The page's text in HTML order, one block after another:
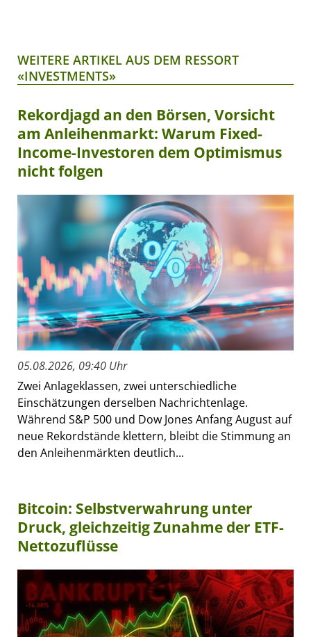
WEITERE ARTIKEL AUS DEM RESSORT
«INVESTMENTS»
Rekordjagd an den Börsen, Vorsicht
am Anleihenmarkt: Warum Fixed-
Income-Investoren dem Optimismus
nicht folgen
05.08.2026, 09:40 Uhr
Zwei Anlageklassen, zwei unterschiedliche
Einschätzungen derselben Nachrichtenlage.
Während S&P 500 und Dow Jones Anfang August auf
neue Rekordstände klettern, bleibt die Stimmung an
den Anleihenmärkten deutlich...
Bitcoin: Selbstverwahrung unter
Druck, gleichzeitig Zunahme der ETF-
Nettozuflüsse